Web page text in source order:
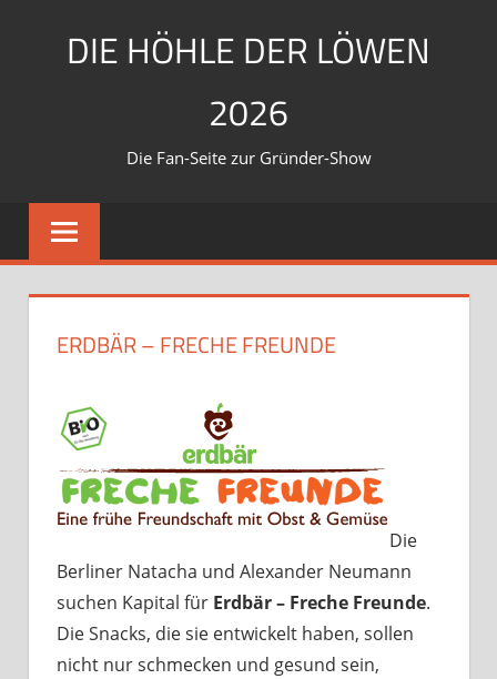
DIE HÖHLE DER LÖWEN
2026
Die Fan-Seite zur Gründer-Show
ERDBÄR – FRECHE FREUNDE
Die
Berliner Natacha und Alexander Neumann
suchen Kapital für Erdbär – Freche Freunde.
Die Snacks, die sie entwickelt haben, sollen
nicht nur schmecken und gesund sein,